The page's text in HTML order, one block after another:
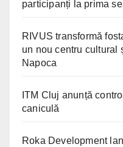
participanți la prima
RIVUS transformă
un nou centru cultural
Napoca
ITM Cluj anunță
caniculă
Roka Development